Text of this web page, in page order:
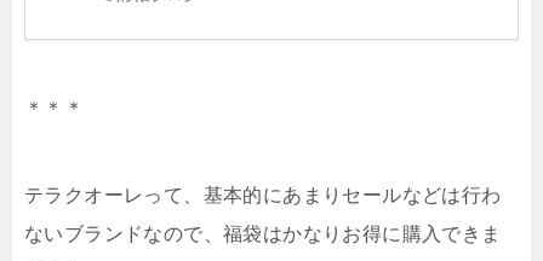
＊＊＊
テラクオーレって、基本的にあまりセールなどは行わ
ないブランドなので、福袋はかなりお得に購入できま